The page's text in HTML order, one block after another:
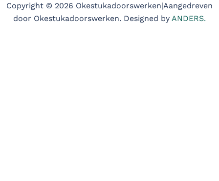
Copyright © 2026 Okestukadoorswerken|Aangedreven
door Okestukadoorswerken. Designed by ANDERS.